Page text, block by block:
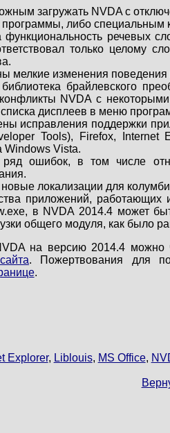
загружать NVDA с
либо специальным
функциональность речевых
только целому
мелкие изменения
брайлевского
NVDA с
списка дисплеев в меню
исправления поддержки
Tools), Firefox, Internet
Windows Vista.
ряд ошибок, в том числе
локализации для
приложений, работающих
в NVDA 2014.4 может
общего модуля, как было
на версию 2014.4 можно
. Пожертвования для
.
Explorer, Liblouis, MS Office,